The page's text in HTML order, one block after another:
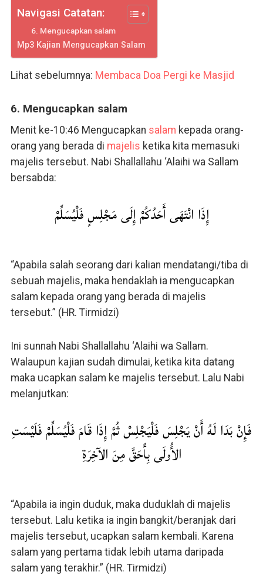
Navigasi Catatan:
6. Mengucapkan salam
Mp3 Kajian Mengucapkan Salam
Lihat sebelumnya: Membaca Doa Pergi ke Masjid
6. Mengucapkan salam
Menit ke-10:46 Mengucapkan salam kepada orang-
orang yang berada di majelis ketika kita memasuki
majelis tersebut. Nabi Shallallahu ‘Alaihi wa Sallam
bersabda:
إِذَا انْتَهَى أَحَدُكُمْ إِلَى مَجْلِسٍ فَلْيُسَلِّمْ
“Apabila salah seorang dari kalian mendatangi/tiba di
sebuah majelis, maka hendaklah ia mengucapkan
salam kepada orang yang berada di majelis
tersebut.” (HR. Tirmidzi)
Ini sunnah Nabi Shallallahu ‘Alaihi wa Sallam.
Walaupun kajian sudah dimulai, ketika kita datang
maka ucapkan salam ke majelis tersebut. Lalu Nabi
melanjutkan:
فَإِنْ بَدَا لَهُ أَنْ يَجْلِسَ فَلْيَجْلِسْ ثُمَّ إِذَا قَامَ فَلْيُسَلِّمْ فَلَيْسَتِ
الأُولَى بِأَحَقَّ مِنَ الآخِرَةِ
“Apabila ia ingin duduk, maka duduklah di majelis
tersebut. Lalu ketika ia ingin bangkit/beranjak dari
majelis tersebut, ucapkan salam kembali. Karena
salam yang pertama tidak lebih utama daripada
salam yang terakhir.” (HR. Tirmidzi)